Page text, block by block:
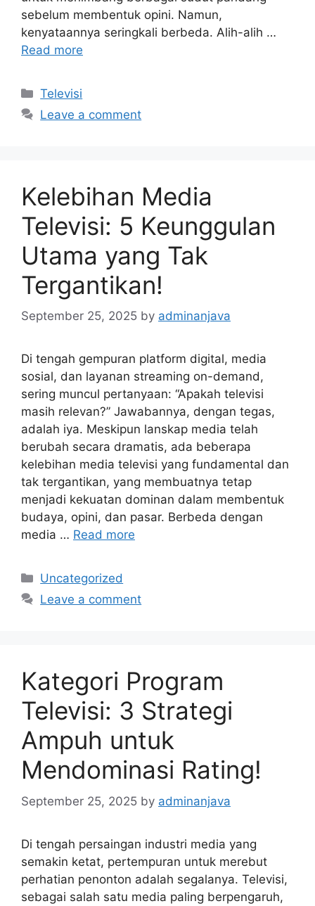
sebelum membentuk opini. Namun,
kenyataannya seringkali berbeda. Alih-alih …
Read more
Categories
Televisi
Leave a comment
Kelebihan Media
Televisi: 5 Keunggulan
Utama yang Tak
Tergantikan!
September 25, 2025 by adminanjava
Di tengah gempuran platform digital, media
sosial, dan layanan streaming on-demand,
sering muncul pertanyaan: “Apakah televisi
masih relevan?” Jawabannya, dengan tegas,
adalah iya. Meskipun lanskap media telah
berubah secara dramatis, ada beberapa
kelebihan media televisi yang fundamental dan
tak tergantikan, yang membuatnya tetap
menjadi kekuatan dominan dalam membentuk
budaya, opini, dan pasar. Berbeda dengan
media … Read more
Categories
Uncategorized
Leave a comment
Kategori Program
Televisi: 3 Strategi
Ampuh untuk
Mendominasi Rating!
September 25, 2025 by adminanjava
Di tengah persaingan industri media yang
semakin ketat, pertempuran untuk merebut
perhatian penonton adalah segalanya. Televisi,
sebagai salah satu media paling berpengaruh,